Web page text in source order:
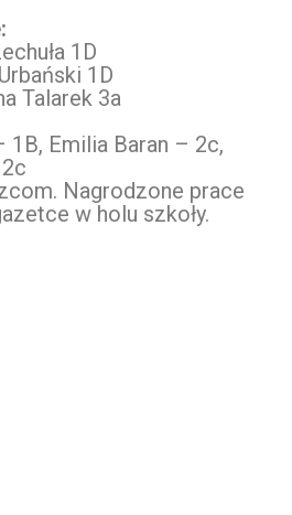
1D
1D
Talarek 3a
Emilia Baran – 2c,
Nagrodzone prace
w holu szkoły.